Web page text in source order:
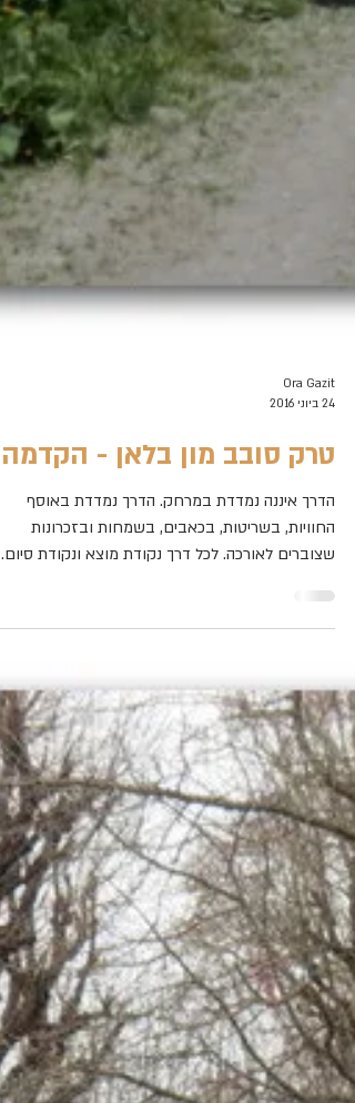
Ora Gazit
טרק סובב מון בלאן - הקדמה
הדרך איננה נמדדת במרחק. הדרך נמדדת באוסף
החוויות, בשריטות, בכאבים, בשמחות ובזכרונות